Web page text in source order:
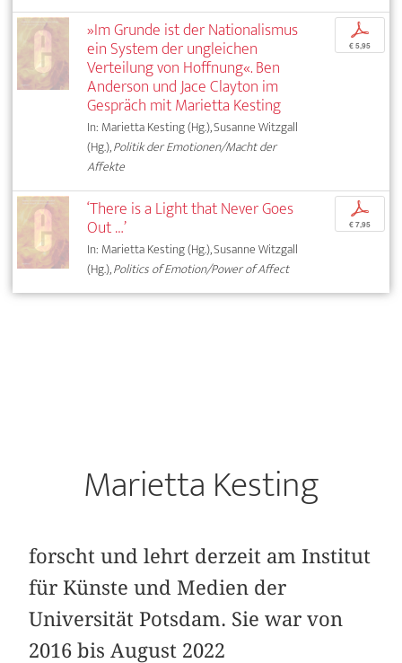
»Im Grunde ist der Nationalismus
ein System der ungleichen
Verteilung von Hoffnung«. Ben
Anderson und Jace Clayton im
Gespräch mit Marietta Kesting
In: Marietta Kesting (Hg.), Susanne Witzgall
(Hg.),Politik der Emotionen/Macht der
Affekte
p
€ 5,95
‘There is a Light that Never Goes
Out …’
In: Marietta Kesting (Hg.), Susanne Witzgall
(Hg.),Politics of Emotion/Power of Affect
p
€ 7,95
Marietta Kesting
forscht und lehrt derzeit am Institut
für Künste und Medien der
Universität Potsdam. Sie war von
2016 bis August 2022